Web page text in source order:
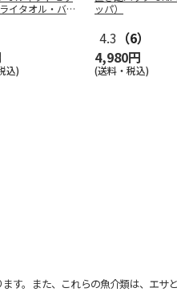
イタオル・バス
込)
ッパ）
4.3 （6）
4,980円
(送料・税込)
。また、これらの魚介類は、エサ